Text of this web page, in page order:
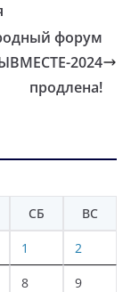
форум
2024
продлена!
СБ ВС
1 2
8 9